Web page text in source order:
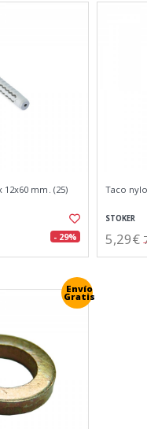
mm. (25)
- 29%
Taco
STOKER
5,29€
Envío
Gratis